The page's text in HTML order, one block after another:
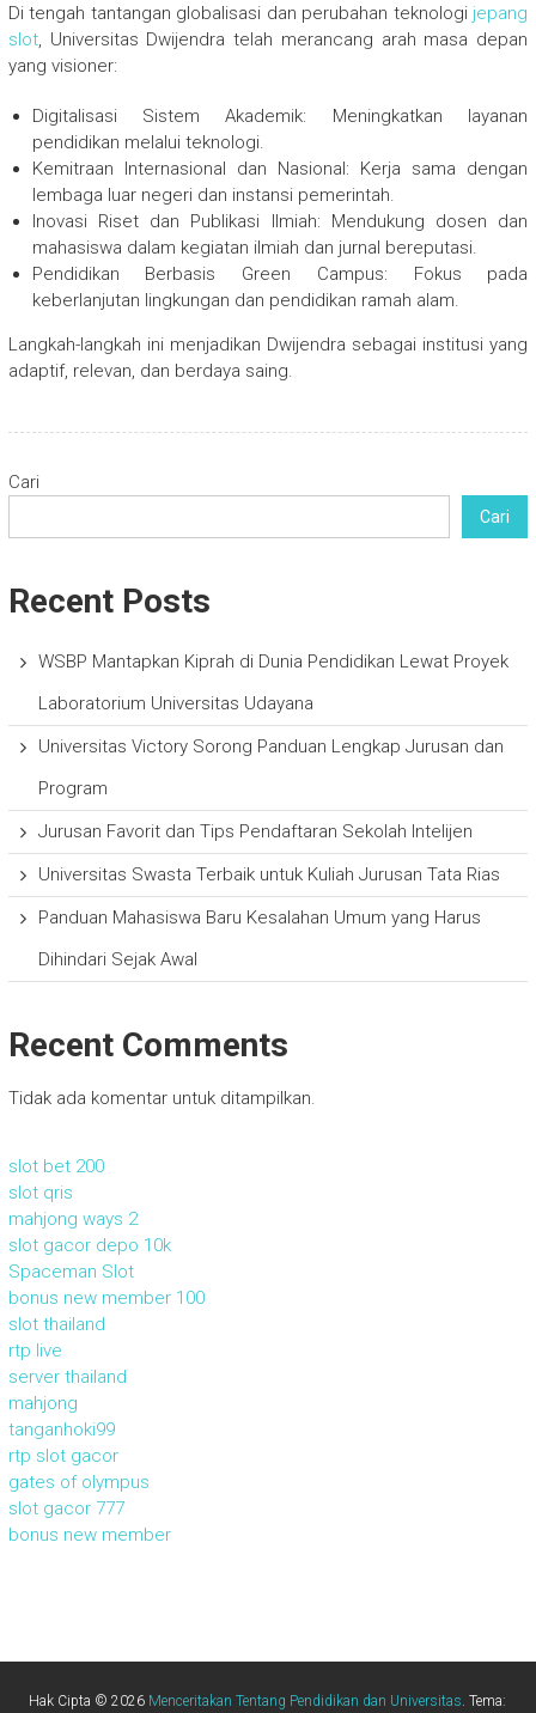
Di tengah tantangan globalisasi dan perubahan teknologi jepang
slot, Universitas Dwijendra telah merancang arah masa depan
yang visioner:
Digitalisasi Sistem Akademik: Meningkatkan layanan
pendidikan melalui teknologi.
Kemitraan Internasional dan Nasional: Kerja sama dengan
lembaga luar negeri dan instansi pemerintah.
Inovasi Riset dan Publikasi Ilmiah: Mendukung dosen dan
mahasiswa dalam kegiatan ilmiah dan jurnal bereputasi.
Pendidikan Berbasis Green Campus: Fokus pada
keberlanjutan lingkungan dan pendidikan ramah alam.
Langkah-langkah ini menjadikan Dwijendra sebagai institusi yang
adaptif, relevan, dan berdaya saing.
Cari
Cari
Recent Posts
WSBP Mantapkan Kiprah di Dunia Pendidikan Lewat Proyek
Laboratorium Universitas Udayana
Universitas Victory Sorong Panduan Lengkap Jurusan dan
Program
Jurusan Favorit dan Tips Pendaftaran Sekolah Intelijen
Universitas Swasta Terbaik untuk Kuliah Jurusan Tata Rias
Panduan Mahasiswa Baru Kesalahan Umum yang Harus
Dihindari Sejak Awal
Recent Comments
Tidak ada komentar untuk ditampilkan.
slot bet 200
slot qris
mahjong ways 2
slot gacor depo 10k
Spaceman Slot
bonus new member 100
slot thailand
rtp live
server thailand
mahjong
tanganhoki99
rtp slot gacor
gates of olympus
slot gacor 777
bonus new member
Hak Cipta © 2026 Menceritakan Tentang Pendidikan dan Universitas. Tema: